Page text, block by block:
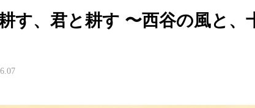
す、君と耕す 〜西谷の風と、